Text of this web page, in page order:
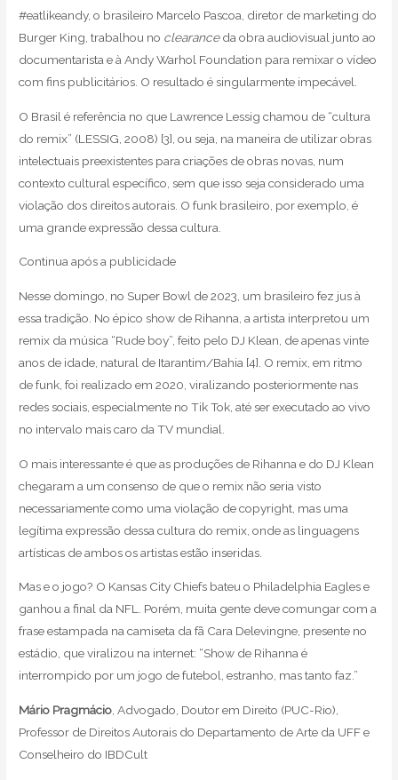
#eatlikeandy, o brasileiro Marcelo Pascoa, diretor de marketing do
Burger King, trabalhou no clearanceda obra audiovisual junto ao
documentarista e à Andy Warhol Foundation para remixar o vídeo
com fins publicitários. O resultado é singularmente impecável.
O Brasil é referência no que Lawrence Lessig chamou de “cultura
do remix” (LESSIG, 2008) [3], ou seja, na maneira de utilizar obras
intelectuais preexistentes para criações de obras novas, num
contexto cultural específico, sem que isso seja considerado uma
violação dos direitos autorais. O funk brasileiro, por exemplo, é
uma grande expressão dessa cultura.
Continua após a publicidade
Nesse domingo, no Super Bowl de 2023, um brasileiro fez jus à
essa tradição. No épico show de Rihanna, a artista interpretou um
remix da música “Rude boy”, feito pelo DJ Klean, de apenas vinte
anos de idade, natural de Itarantim/Bahia [4]. O remix, em ritmo
de funk, foi realizado em 2020, viralizando posteriormente nas
redes sociais, especialmente no Tik Tok, até ser executado ao vivo
no intervalo mais caro da TV mundial.
O mais interessante é que as produções de Rihanna e do DJ Klean
chegaram a um consenso de que o remix não seria visto
necessariamente como uma violação de copyright, mas uma
legítima expressão dessa cultura do remix, onde as linguagens
artísticas de ambos os artistas estão inseridas.
Mas e o jogo? O Kansas City Chiefs bateu o Philadelphia Eagles e
ganhou a final da NFL. Porém, muita gente deve comungar com a
frase estampada na camiseta da fã Cara Delevingne, presente no
estádio, que viralizou na internet: “Show de Rihanna é
interrompido por um jogo de futebol, estranho, mas tanto faz.”
Mário Pragmácio , Advogado, Doutor em Direito (PUC-Rio),
Professor de Direitos Autorais do Departamento de Arte da UFF e
Conselheiro do IBDCult